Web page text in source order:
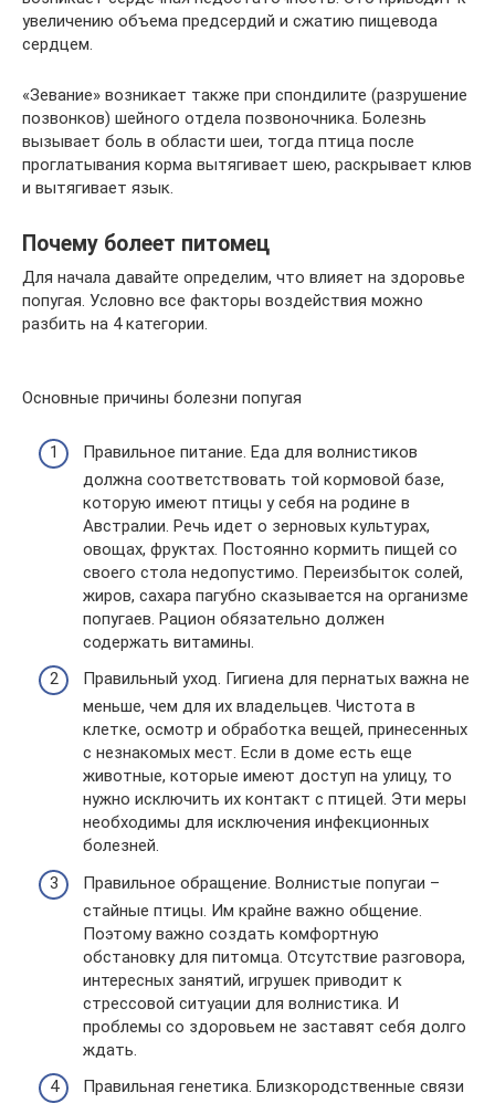
увеличению объема предсердий и сжатию пищевода
сердцем.
«Зевание» возникает также при спондилите (разрушение
позвонков) шейного отдела позвоночника. Болезнь
вызывает боль в области шеи, тогда птица после
проглатывания корма вытягивает шею, раскрывает клюв
и вытягивает язык.
Почему болеет питомец
Для начала давайте определим, что влияет на здоровье
попугая. Условно все факторы воздействия можно
разбить на 4 категории.
Основные причины болезни попугая
Правильное питание. Еда для волнистиков
должна соответствовать той кормовой базе,
которую имеют птицы у себя на родине в
Австралии. Речь идет о зерновых культурах,
овощах, фруктах. Постоянно кормить пищей со
своего стола недопустимо. Переизбыток солей,
жиров, сахара пагубно сказывается на организме
попугаев. Рацион обязательно должен
содержать витамины.
Правильный уход. Гигиена для пернатых важна не
меньше, чем для их владельцев. Чистота в
клетке, осмотр и обработка вещей, принесенных
с незнакомых мест. Если в доме есть еще
животные, которые имеют доступ на улицу, то
нужно исключить их контакт с птицей. Эти меры
необходимы для исключения инфекционных
болезней.
Правильное обращение. Волнистые попугаи –
стайные птицы. Им крайне важно общение.
Поэтому важно создать комфортную
обстановку для питомца. Отсутствие разговора,
интересных занятий, игрушек приводит к
стрессовой ситуации для волнистика. И
проблемы со здоровьем не заставят себя долго
ждать.
Правильная генетика. Близкородственные связи